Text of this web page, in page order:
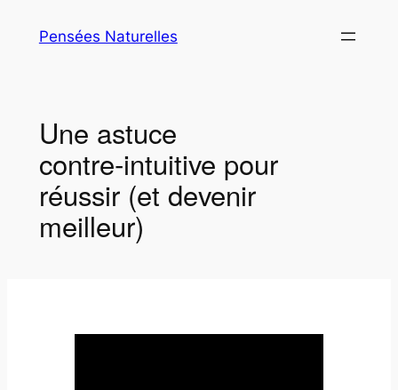
Pensées Naturelles
Une astuce
contre‑intuitive pour
réussir (et devenir
meilleur)